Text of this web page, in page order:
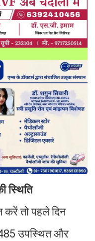
स्थिति
तो पहले दिन
उपस्थित और